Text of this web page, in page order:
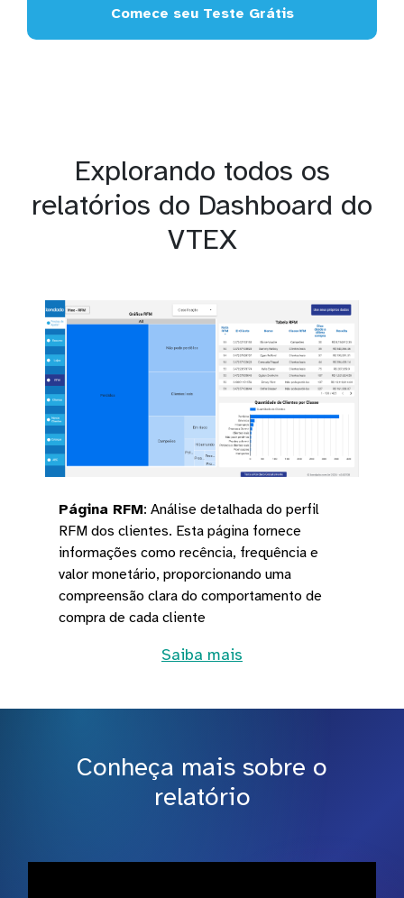
Comece seu Teste Grátis
Explorando todos os
relatórios do Dashboard do
VTEX
Página RFM: Análise detalhada do perfil
RFM dos clientes. Esta página fornece
informações como recência, frequência e
valor monetário, proporcionando uma
compreensão clara do comportamento de
compra de cada cliente
Saiba mais
Conheça mais sobre o
relatório